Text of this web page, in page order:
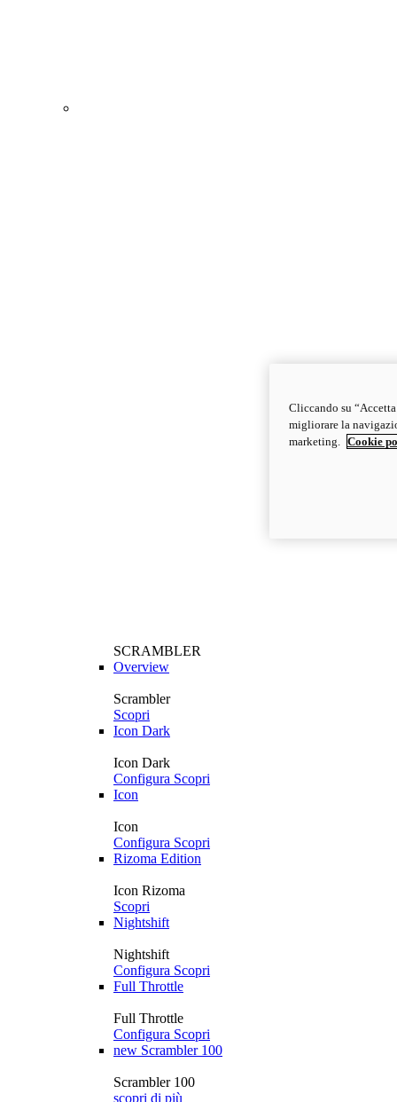
SCRAMBLER
Overview
Scrambler
Scopri
Icon Dark
Icon Dark
Configura Scopri
Icon
Icon
Configura Scopri
Rizoma Edition
Icon Rizoma
Scopri
Nightshift
Nightshift
Configura Scopri
Full Throttle
Full Throttle
Configura Scopri
new Scrambler 100
Scrambler 100
scopri di più
Cliccando su
migliorare la
marketing.
Cookie